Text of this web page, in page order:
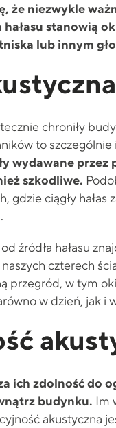
że niezwykle
stanowią
lub innym
chroniły
to
wydawane
szkodliwe.
ciągły hałas
źródła hałasu
czterech
przegród, w tym
w dzień, jak i
ich zdolność do
budynku. Im
akustyczna